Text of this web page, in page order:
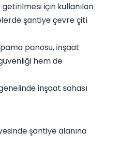
için kullanılan
şantiye çevre çiti
panosu, inşaat
hem de
inşaat sahası
şantiye alanına